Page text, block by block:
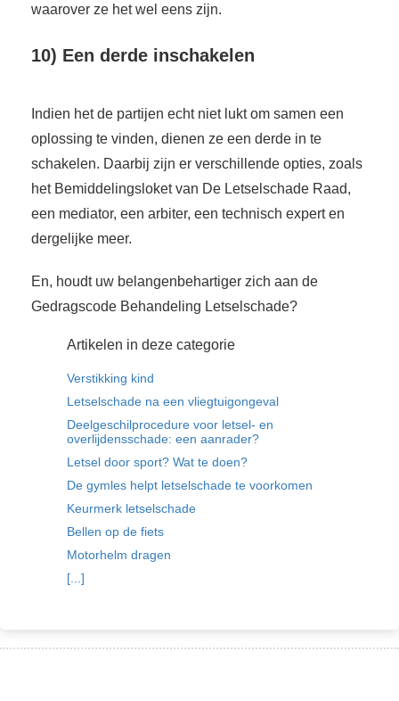
waarover ze het wel eens zijn.
10) Een derde inschakelen
Indien het de partijen echt niet lukt om samen een
oplossing te vinden, dienen ze een derde in te
schakelen. Daarbij zijn er verschillende opties, zoals
het Bemiddelingsloket van De Letselschade Raad,
een mediator, een arbiter, een technisch expert en
dergelijke meer.
En, houdt uw belangenbehartiger zich aan de
Gedragscode Behandeling Letselschade?
Artikelen in deze categorie
Verstikking kind
Letselschade na een vliegtuigongeval
Deelgeschilprocedure voor letsel- en
overlijdensschade: een aanrader?
Letsel door sport? Wat te doen?
De gymles helpt letselschade te voorkomen
Keurmerk letselschade
Bellen op de fiets
Motorhelm dragen
[...]